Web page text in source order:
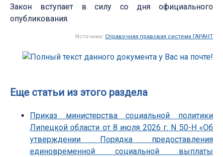
Закон вступает в силу со дня официального
опубликования.
Источник: Справочная правовая система ГАРАНТ
Еще статьи из этого раздела
Приказ министерства социальной политики
Липецкой области от 8 июля 2026 г. N 50-Н «Об
утверждении Порядка предоставления
единовременной социальной выплаты